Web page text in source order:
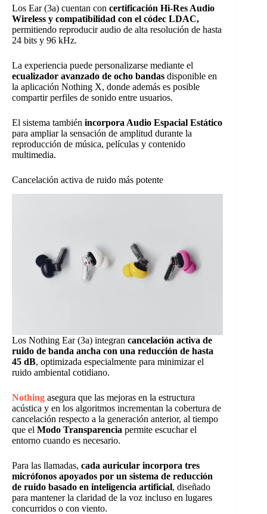
Los Ear (3a) cuentan con certificación Hi-Res Audio
Wireless y compatibilidad con el códec LDAC,
permitiendo reproducir audio de alta resolución de hasta
24 bits y 96 kHz.
La experiencia puede personalizarse mediante el
ecualizador avanzado de ocho bandas disponible en
la aplicación Nothing X, donde además es posible
compartir perfiles de sonido entre usuarios.
El sistema también incorpora Audio Espacial Estático
para ampliar la sensación de amplitud durante la
reproducción de música, películas y contenido
multimedia.
Cancelación activa de ruido más potente
Los Nothing Ear (3a) integran cancelación activa de
ruido de banda ancha con una reducción de hasta
45 dB, optimizada especialmente para minimizar el
ruido ambiental cotidiano.
Nothing asegura que las mejoras en la estructura
acústica y en los algoritmos incrementan la cobertura de
cancelación respecto a la generación anterior, al tiempo
que el Modo Transparencia permite escuchar el
entorno cuando es necesario.
Para las llamadas, cada auricular incorpora tres
micrófonos apoyados por un sistema de reducción
de ruido basado en inteligencia artificial, diseñado
para mantener la claridad de la voz incluso en lugares
concurridos o con viento.